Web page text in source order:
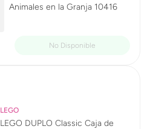
Animales en la Granja 10416
LEGO
LEGO DUPLO Classic Caja de